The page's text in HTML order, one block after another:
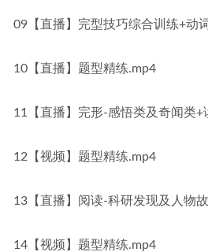
09【直播】完型技巧综合训练+动
10【直播】题型精练.mp4
11【直播】完形-感悟类及奇闻类+
12【视频】题型精练.mp4
13【直播】阅读-科研发现及人物
14【视频】题型精练.mp4